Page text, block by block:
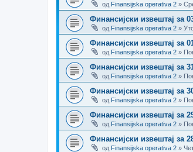
од Finansijska operativa 2 »
Финансијски извештај за
од Finansijska operativa 2 »
Финансијски извештај за
од Finansijska operativa 2 »
Финансијски извештај за
од Finansijska operativa 2 »
Финансијски извештај за
од Finansijska operativa 2 »
Финансијски извештај за
од Finansijska operativa 2 »
Финансијски извештај за
од Finansijska operativa 2 »